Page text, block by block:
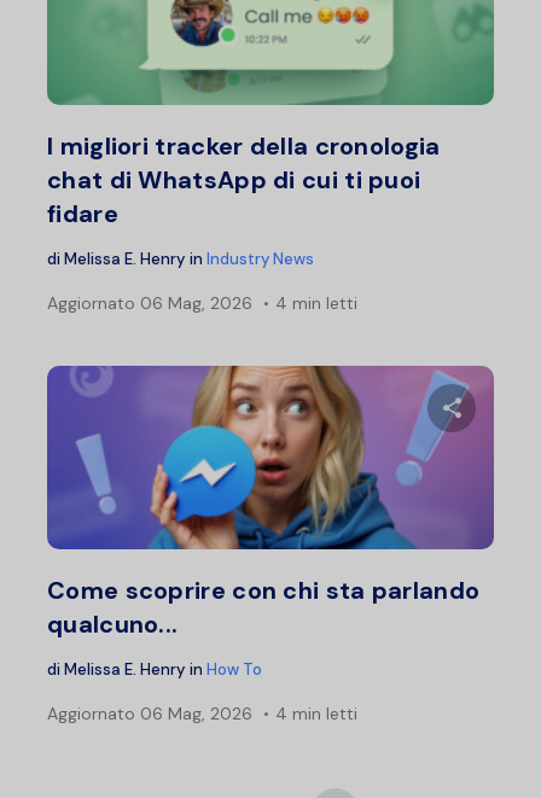
I migliori tracker della cronologia
chat di WhatsApp di cui ti puoi
fidare
di Melissa E. Henry in Industry News
Aggiornato 06 Mag, 2026 4 min letti
Condividi
Come scoprire con chi sta parlando
qualcuno...
di Melissa E. Henry in How To
Aggiornato 06 Mag, 2026 4 min letti